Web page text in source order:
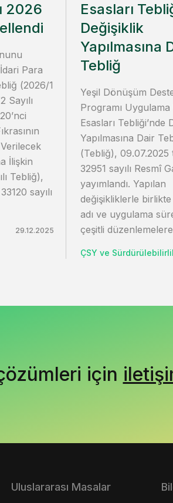
2026
Para
(2026/1
Sayılı
İlişkin
Tebliğ),
sayılı
29.12.2025
Esasları
Değişiklik
Yapılmasına
Tebliğ
Yeşil Dönüşüm
Programı
Esasları Tebliği’nde
Yapılmasına Dair
(Tebliğ), 09.07.2025
32951 sayılı Resmî
yayımlandı. Yapılan
değişikliklerle
adı ve uygulama
çeşitli
ÇSY ve
için
Uluslararası Masalar